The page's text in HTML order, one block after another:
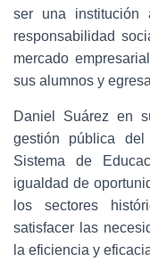
ser una institución
responsabilidad
mercado
sus alumnos y
Daniel Suárez en
gestión pública
Sistema de
igualdad de
los sectores
satisfacer las
la eficiencia y